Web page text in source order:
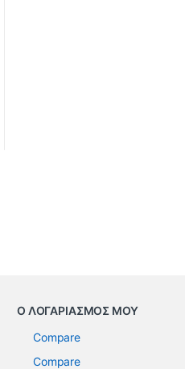
Ο ΛΟΓΑΡΙΑΣΜΟΣ ΜΟΥ
Compare
Compare